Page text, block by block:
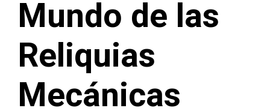
Mundo de las
Reliquias
Mecánicas